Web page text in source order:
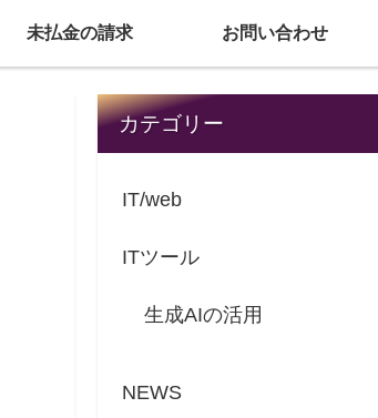
未払金の請求 お問い合わせ
カテゴリー
IT/web
ITツール
生成AIの活用
NEWS